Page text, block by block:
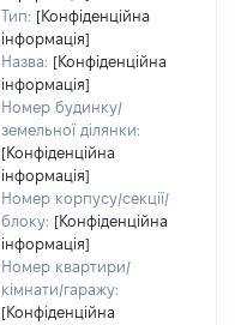
Тип: [Конфіденційна
інформація]
Назва: [Конфіденційна
інформація]
Номер будинку/
земельної ділянки:
[Конфіденційна
інформація]
Номер корпусу/секції/
блоку: [Конфіденційна
інформація]
Номер квартири/
кімнати/гаражу:
[Конфіденційна